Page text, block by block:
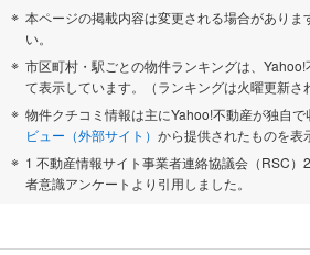
本ページの掲載内容は変更される場合がありま
い。
市区町村・駅ごとの物件ランキングは、
て表示しています。（ランキングは火曜更新さ
物件クチコミ情報は主にYahoo!不動産が独自で
ビュー（外部サイト） から提供されたものを表
1 不動産情報サイト事業者連絡協議会（RSC
者意識アンケートより引用しました。